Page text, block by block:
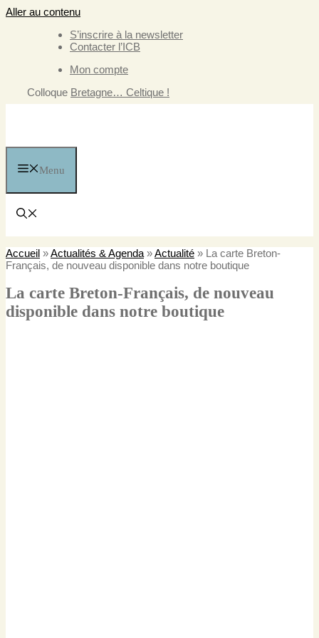
Aller au contenu
S’inscrire à la newsletter
Contacter l’ICB
Mon compte
Colloque Bretagne… Celtique !
Menu
Accueil »Actualités & Agenda »Actualité » La carte Breton-
Français, de nouveau disponible dans notre boutique
La carte Breton-Français, de nouveau
disponible dans notre boutique